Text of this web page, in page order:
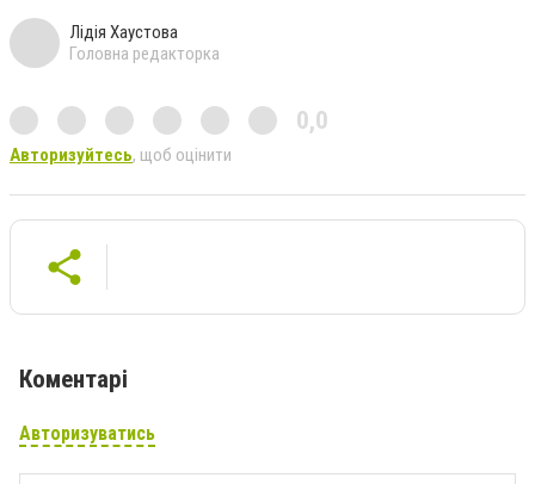
Лідія Хаустова
Головна редакторка
0,0
Авторизуйтесь, щоб оцінити
Коментарі
Авторизуватись